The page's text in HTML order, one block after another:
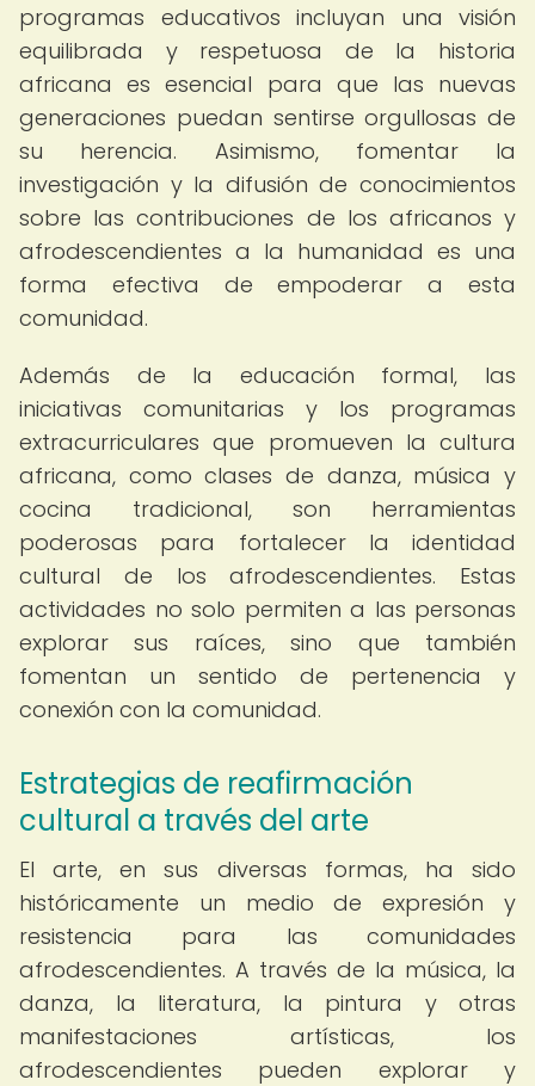
programas educativos incluyan una visión
equilibrada y respetuosa de la historia
africana es esencial para que las nuevas
generaciones puedan sentirse orgullosas de
su herencia. Asimismo, fomentar la
investigación y la difusión de conocimientos
sobre las contribuciones de los africanos y
afrodescendientes a la humanidad es una
forma efectiva de empoderar a esta
comunidad.
Además de la educación formal, las
iniciativas comunitarias y los programas
extracurriculares que promueven la cultura
africana, como clases de danza, música y
cocina tradicional, son herramientas
poderosas para fortalecer la identidad
cultural de los afrodescendientes. Estas
actividades no solo permiten a las personas
explorar sus raíces, sino que también
fomentan un sentido de pertenencia y
conexión con la comunidad.
Estrategias de reafirmación
cultural a través del arte
El arte, en sus diversas formas, ha sido
históricamente un medio de expresión y
resistencia para las comunidades
afrodescendientes. A través de la música, la
danza, la literatura, la pintura y otras
manifestaciones artísticas, los
afrodescendientes pueden explorar y